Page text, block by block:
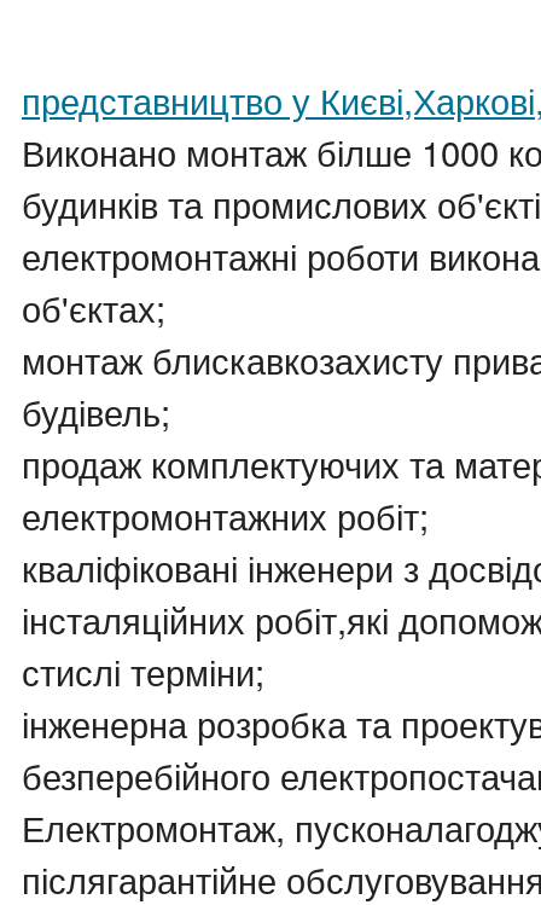
представництво у
Виконано монтаж білше 1000
будинків та промислових
електромонтажні роботи
об'єктах;
монтаж блискавкозахисту
будівель;
продаж комплектуючих та
електромонтажних робіт;
кваліфіковані інженери з
інсталяційних робіт,які
стислі терміни;
інженерна розробка та
безперебійного
Електромонтаж,
післягарантійне